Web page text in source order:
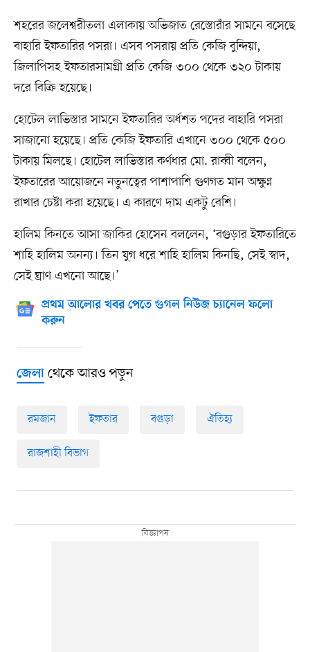
শহরের জলেশ্বরীতলা এলাকায় অভিজাত রেস্তোরাঁর সামনে বসেছে
বাহারি ইফতারির পসরা। এসব পসরায় প্রতি কেজি বুন্দিয়া,
জিলাপিসহ ইফতারসামগ্রী প্রতি কেজি ৩০০ থেকে ৩২০ টাকায়
দরে বিক্রি হয়েছে।
হোটেল লাভিস্তার সামনে ইফতারির অর্ধশত পদের বাহারি পসরা
সাজানো হয়েছে। প্রতি কেজি ইফতারি এখানে ৩০০ থেকে ৫০০
টাকায় মিলছে। হোটেল লাভিস্তার কর্ণধার মো. রাব্বী বলেন,
ইফতারের আয়োজনে নতুনত্বের পাশাপাশি গুণগত মান অক্ষুণ্ন
রাখার চেষ্টা করা হয়েছে। এ কারণে দাম একটু বেশি।
হালিম কিনতে আসা জাকির হোসেন বললেন, ‘বগুড়ার ইফতারিতে
শাহি হালিম অনন্য। তিন যুগ ধরে শাহি হালিম কিনছি, সেই স্বাদ,
সেই ঘ্রাণ এখনো আছে।’
প্রথম আলোর খবর পেতে গুগল নিউজ চ্যানেল ফলো
করুন
জেলাথেকে আরও পড়ুন
রমজান ইফতার বগুড়া ঐতিহ্য
রাজশাহী বিভাগ